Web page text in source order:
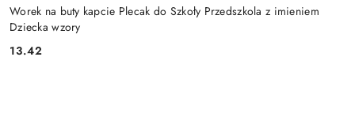
Worek na buty kapcie Plecak do Szkoły Przedszkola z imieniem
Dziecka wzory
Cena:
13.42